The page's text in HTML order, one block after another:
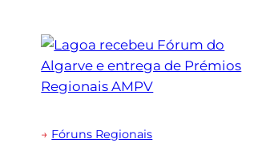
→ Fóruns Regionais